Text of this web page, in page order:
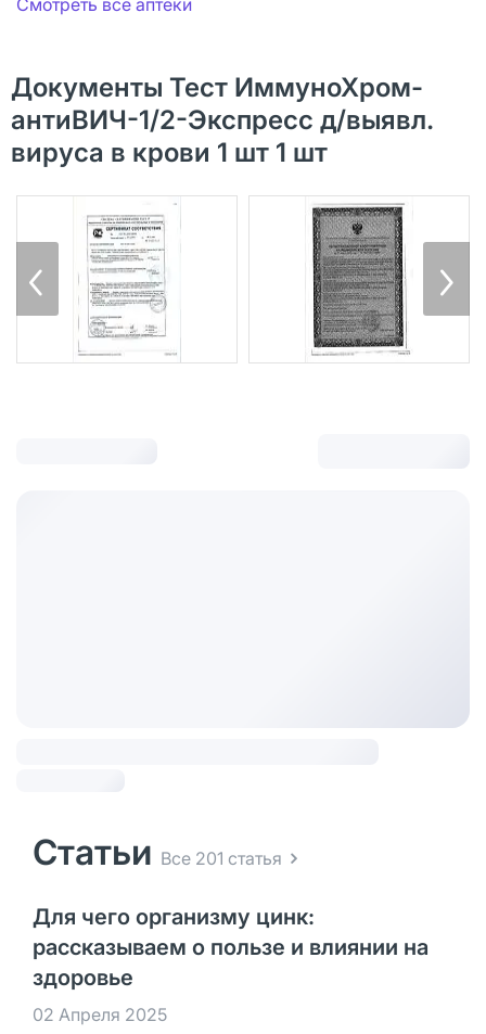
Документы Тест ИммуноХром-
антиВИЧ-1/2-Экспресс д/выявл.
вируса в крови 1 шт 1 шт
Статьи Все 201 статья
Для чего организму цинк:
рассказываем о пользе и влиянии на
здоровье
02 Апреля 2025